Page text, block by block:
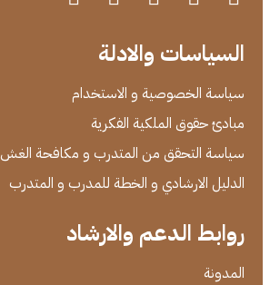
السياسات والادلة
سياسة الخصوصية و الاستخدام
مبادئ حقوق الملكية الفكرية
سياسة التحقق من المتدرب و مكافحة الغش
الدليل الارشادي و الخطة للمدرب و المتدرب
روابط الدعم والارشاد
المدونة